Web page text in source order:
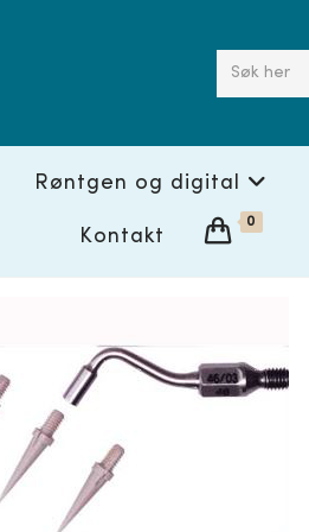
Søk her
Røntgen og digital
Kontakt
0